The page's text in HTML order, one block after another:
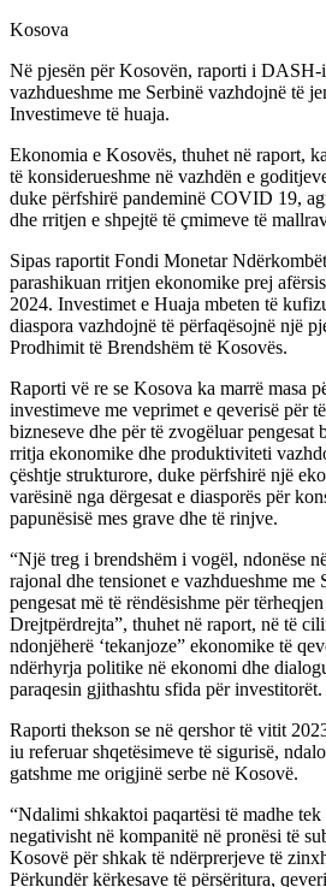
Kosova
Në pjesën për Kosovën, raporti i DASH-
vazhdueshme me Serbinë vazhdojnë të
Investimeve të huaja.
Ekonomia e Kosovës, thuhet në raport,
të konsiderueshme në vazhdën e
duke përfshirë pandeminë COVID 19,
dhe rritjen e shpejtë të çmimeve të
Sipas raportit Fondi Monetar
parashikuan rritjen ekonomike prej
2024. Investimet e Huaja mbeten të
diaspora vazhdojnë të përfaqësojnë një
Prodhimit të Brendshëm të Kosovës.
Raporti vë re se Kosova ka marrë masa
investimeve me veprimet e qeverisë për
bizneseve dhe për të zvogëluar
rritja ekonomike dhe produktiviteti
çështje strukturore, duke përfshirë një
varësinë nga dërgesat e diasporës për
papunësisë mes grave dhe të rinjve.
“Një treg i brendshëm i vogël, ndonëse
rajonal dhe tensionet e vazhdueshme me
pengesat më të rëndësishme për
Drejtpërdrejta”, thuhet në raport, në të
ndonjëherë ‘tekanjoze” ekonomike të
ndërhyrja politike në ekonomi dhe
paraqesin gjithashtu sfida për investitorët.
Raporti thekson se në qershor të vitit
iu referuar shqetësimeve të sigurisë,
gatshme me origjinë serbe në Kosovë.
“Ndalimi shkaktoi paqartësi të madhe
negativisht në kompanitë në pronësi të
Kosovë për shkak të ndërprerjeve të
Përkundër kërkesave të përsëritura,